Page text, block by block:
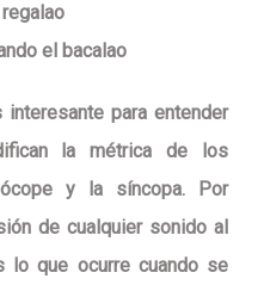
ao
el bacal ao
para entender
la métrica de los
y la síncopa. Por
de cualquier sonido al
lo que ocurre cuando se